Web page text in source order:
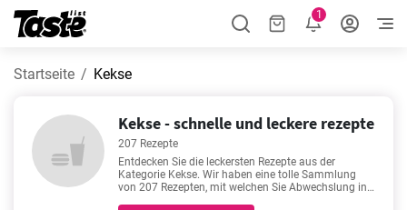
1
Startseite Kekse
Kekse - schnelle und leckere rezepte
207 Rezepte
Entdecken Sie die leckersten Rezepte aus der
Kategorie Kekse. Wir haben eine tolle Sammlung
von 207 Rezepten, mit welchen Sie Abwechslung in